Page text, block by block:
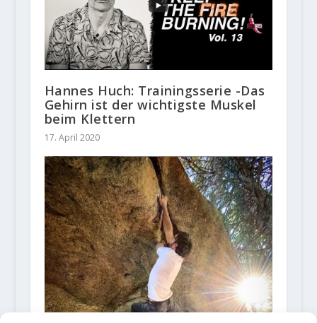
Hannes Huch: Trainingsserie -Das
Gehirn ist der wichtigste Muskel
beim Klettern
17. April 2020